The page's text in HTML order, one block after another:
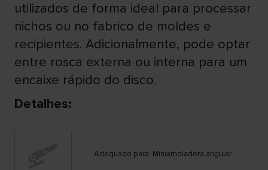
utilizados de forma ideal para processar
nichos ou no fabrico de moldes e
recipientes. Adicionalmente, pode optar
entre rosca externa ou interna para um
encaixe rápido do disco.
Detalhes:
Adequado para: Miniamoladora angular